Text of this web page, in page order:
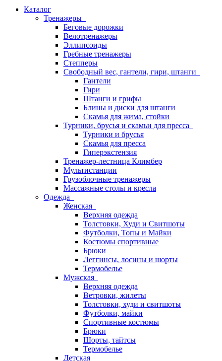
Каталог
Тренажеры
Беговые дорожки
Велотренажеры
Эллипсоиды
Гребные тренажеры
Степперы
Свободный вес, гантели, гири, штанги
Гантели
Гири
Штанги и грифы
Блины и диски для штанги
Скамья для жима, стойки
Турники, брусья и скамьи для пресса
Турники и брусья
Скамья для пресса
Гиперэкстензия
Тренажер-лестница Климбер
Мультистанции
Грузоблочные тренажеры
Массажные столы и кресла
Одежда
Женская
Верхняя одежда
Толстовки, Худи и Свитшоты
Футболки, Топы и Майки
Костюмы спортивные
Брюки
Леггинсы, лосины и шорты
Термобелье
Мужская
Верхняя одежда
Ветровки, жилеты
Толстовки, худи и свитшоты
Футболки, майки
Спортивные костюмы
Брюки
Шорты, тайтсы
Термобелье
Детская